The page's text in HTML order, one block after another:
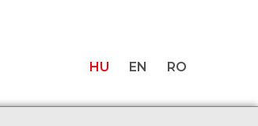
HU EN RO